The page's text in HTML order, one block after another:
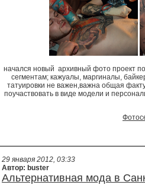
начался новый архивный фото проект
сегментам; кажуалы, маргиналы,
татуировки не важен,важна общая
поучаствовать в виде модели и
29 января 2012, 03:33
Автор: buster
Альтернативная мода в